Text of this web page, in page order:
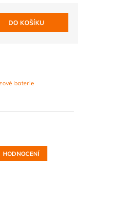
baterie
HODNOCENÍ